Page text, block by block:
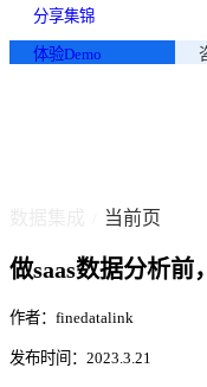
分享集锦
体验Demo
当前页
做saas数据分析前
作者：finedatalink
发布时间：2023.3.21